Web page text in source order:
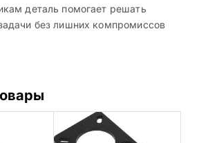
деталь помогает решать
без лишних компромиссов